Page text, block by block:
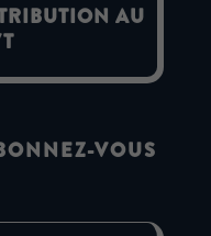
AU
VOUS